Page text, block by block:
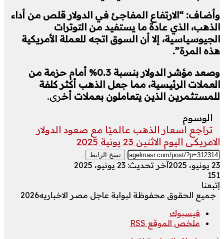
وأضاف: “الارتفاع المفاجئ في الدولار قلص من أداء
الذهب، الذي عادة ما يستفيد من التوترات
الجيوسياسية، إلا أن السوق اتجه للعملة الأمريكية
هذه المرة”.
وصعد مؤشر الدولار بنسبة 0.3% أمام حزمة من
العملات الرئيسية، مما جعل الذهب أكثر كلفة
للمستثمرين الذين يتعاملون بعملات أخرى.
الوسوم
تراجع اسعار الذهب عالميًا مع صعود الدولار
الامريكى اليوم الاثنين 23 يونية 2025
نسخ الرابط
23 يونيو، 2025
آخر تحديث: 23 يونيو، 2025
151
إتبعنا
جميع الحقوق محفوظة لبوابة عاجل مصر الاخباريه2026
فيسبوك
ملخص الموقع RSS